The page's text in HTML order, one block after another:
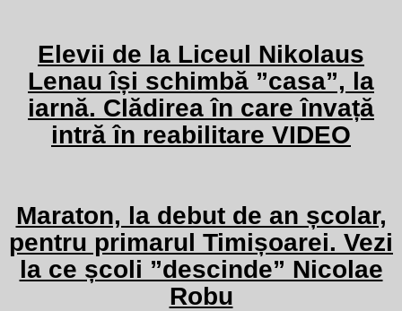
Elevii de la Liceul Nikolaus
Lenau își schimbă ”casa”, la
iarnă. Clădirea în care învață
intră în reabilitare VIDEO
Maraton, la debut de an școlar,
pentru primarul Timișoarei. Vezi
la ce școli ”descinde” Nicolae
Robu